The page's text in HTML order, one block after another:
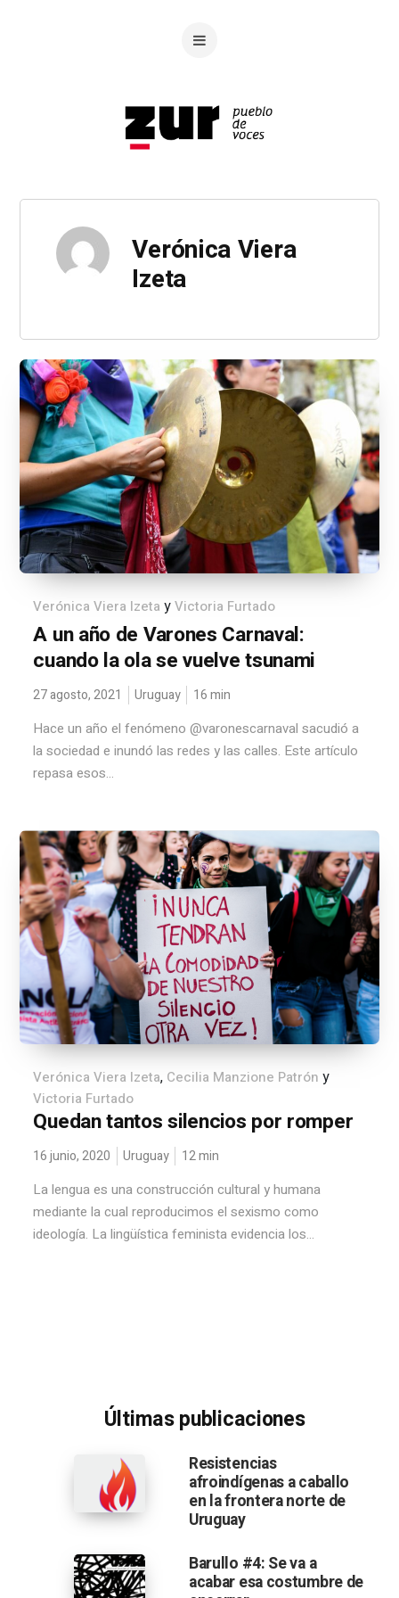
Verónica Viera
Izeta
Verónica Viera Izeta yVictoria Furtado
A un año de Varones Carnaval:
cuando la ola se vuelve tsunami
27 agosto, 2021 Uruguay 16 min
Hace un año el fenómeno @varonescarnaval sacudió a
la sociedad e inundó las redes y las calles. Este artículo
repasa esos...
Verónica Viera Izeta, Cecilia Manzione Patrón y
Victoria Furtado
Quedan tantos silencios por romper
16 junio, 2020 Uruguay 12min
La lengua es una construcción cultural y humana
mediante la cual reproducimos el sexismo como
ideología. La lingüística feminista evidencia los...
Últimas publicaciones
Resistencias
afroindígenas a caballo
en la frontera norte de
Uruguay
Barullo #4: Se va a
acabar esa costumbre de